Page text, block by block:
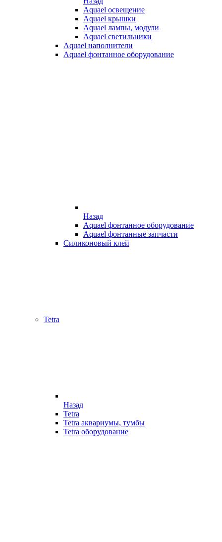
Aquael освещение
Aquael крышки
Aquael лампы, модули
Aquael светильники
Aquael наполнители
Aquael фонтанное оборудование
Назад
Aquael фонтанное оборудование
Aquael фонтанные запчасти
Силиконовый клей
Tetra
Назад
Tetra
Tetra аквариумы, тумбы
Tetra оборудование